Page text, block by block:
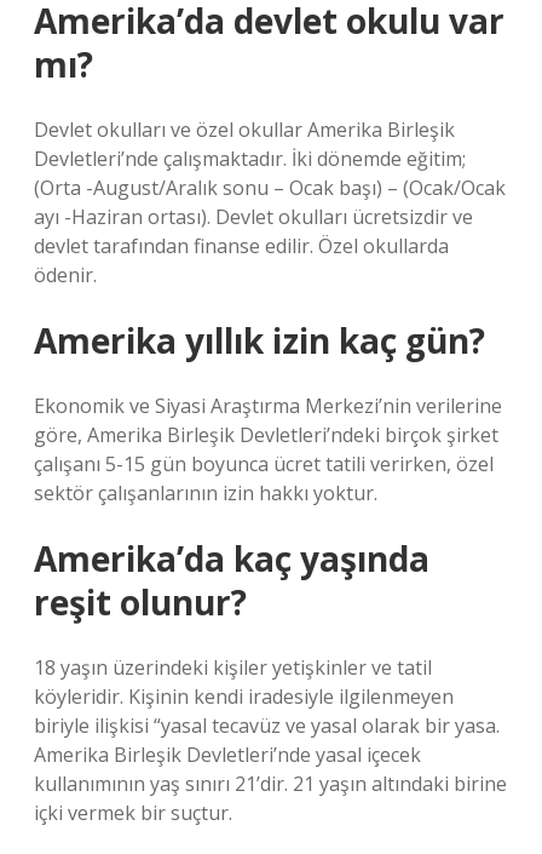
Amerika’da devlet okulu var
mı?
Devlet okulları ve özel okullar Amerika Birleşik
Devletleri’nde çalışmaktadır. İki dönemde eğitim;
(Orta -August/Aralık sonu – Ocak başı) – (Ocak/Ocak
ayı -Haziran ortası). Devlet okulları ücretsizdir ve
devlet tarafından finanse edilir. Özel okullarda
ödenir.
Amerika yıllık izin kaç gün?
Ekonomik ve Siyasi Araştırma Merkezi’nin verilerine
göre, Amerika Birleşik Devletleri’ndeki birçok şirket
çalışanı 5-15 gün boyunca ücret tatili verirken, özel
sektör çalışanlarının izin hakkı yoktur.
Amerika’da kaç yaşında
reşit olunur?
18 yaşın üzerindeki kişiler yetişkinler ve tatil
köyleridir. Kişinin kendi iradesiyle ilgilenmeyen
biriyle ilişkisi “yasal tecavüz ve yasal olarak bir yasa.
Amerika Birleşik Devletleri’nde yasal içecek
kullanımının yaş sınırı 21’dir. 21 yaşın altındaki birine
içki vermek bir suçtur.